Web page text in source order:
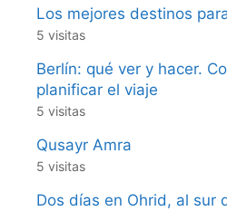
Los mejores destinos
5 visitas
Berlín: qué ver y hacer.
planificar el viaje
5 visitas
Qusayr Amra
5 visitas
Dos días en Ohrid, al sur